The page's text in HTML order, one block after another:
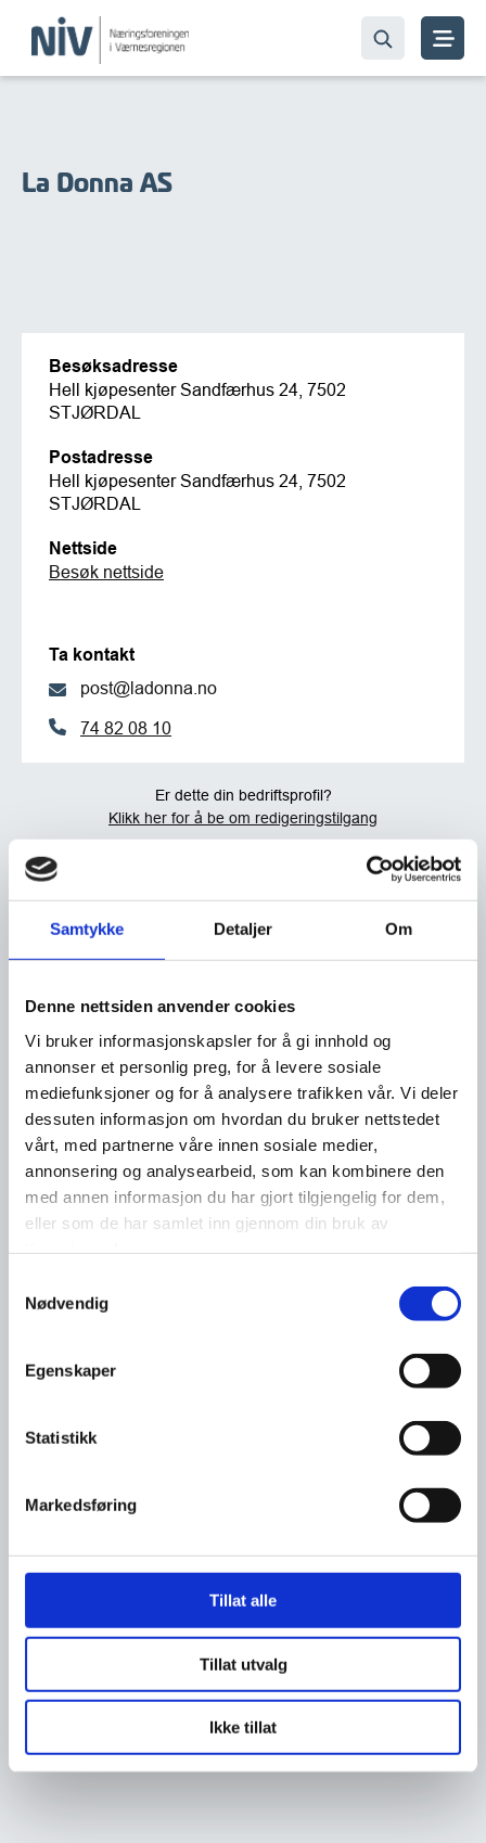
Samtykke Detaljer Om
Denne nettsiden anvender cookies
Vi bruker informasjonskapsler for å gi innhold og
annonser et personlig preg, for å levere sosiale
mediefunksjoner og for å analysere trafikken vår. Vi deler
dessuten informasjon om hvordan du bruker nettstedet
vårt, med partnerne våre innen sosiale medier,
annonsering og analysearbeid, som kan kombinere den
med annen informasjon du har gjort tilgjengelig for dem,
eller som de har samlet inn gjennom din bruk av
Nødvendig
Egenskaper
Statistikk
Markedsføring
Tillat alle
Tillat utvalg
Ikke tillat
La Donna AS
Besøksadresse
Hell kjøpesenter Sandfærhus 24, 7502
STJØRDAL
Postadresse
Hell kjøpesenter Sandfærhus 24, 7502
STJØRDAL
Nettside
Besøk nettside
Ta kontakt
post@ladonna.no
74 82 08 10
Er dette din bedriftsprofil?
Klikk her for å be om redigeringstilgang